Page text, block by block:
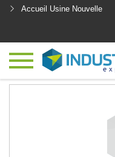
Accueil Usine Nouvelle